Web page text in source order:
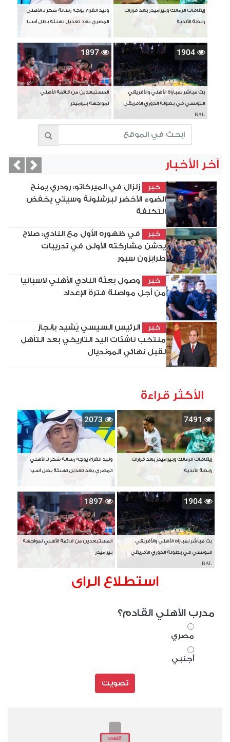
إيقافات الزمالك وبيراميدز بعد قرارات
رابطة الأندية
وليد الفراج يوجه رسالة شكر لـ الأهلي
المصري بعد تعديل تهنئة بطل آسيا
1904
بث مباشر لمباراة الأهلي والأفريقي
التونسي في بطولة الدوري الأفريقي
BAL
1897
المستبعدين من قائمة الأهلي
لمواجهة بيراميدز
آخر الأخبار
خبر
زلزال في الميركاتو: رودري يمنح
الضوء الأخضر لبرشلونة وسيتي يخفض
التكلفة
خبر
في ظهوره الأول مع النادي: صلاح
يدشن مشاركته الأولى في تدريبات
طرابزون سبور
خبر
وصول بعثة النادي الأهلي لاسبانيا
من أجل مواصلة فترة الإعداد
خبر
الرئيس السيسي يُشيد بإنجاز
منتخب ناشئات اليد التاريخي بعد التأهل
لقبل نهائي المونديال
Next
الأكثر قراءة
7491
إيقافات الزمالك وبيراميدز بعد قرارات
رابطة الأندية
2073
وليد الفراج يوجه رسالة شكر لـ الأهلي
المصري بعد تعديل تهنئة بطل آسيا
1904
بث مباشر لمباراة الأهلي والأفريقي
التونسي في بطولة الدوري الأفريقي
BAL
1897
المستبعدين من قائمة الأهلي لمواجهة
بيراميدز
استطلاع الراى
مدرب الأهلي القادم؟
مصري
أجنبي
تصويت